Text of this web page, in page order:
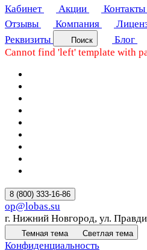
Кабинет
Акции Контакты
Отзывы
Компания
Реквизиты
Поиск Блог
Cannot find 'left' template with
8 (800) 333-16-86
op@lobas.su
г. Нижний Новгород, ул.
Темная тема Светлая тема
Конфиденциальность